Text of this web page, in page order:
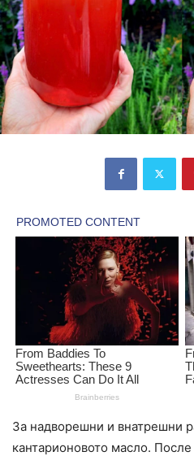
За надворешни и внатрешни
кантарионовото масло.